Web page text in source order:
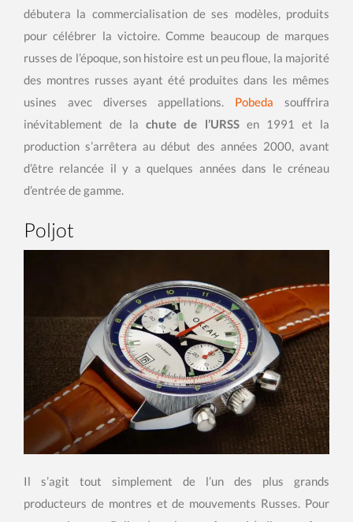
débutera la commercialisation de ses modèles, produits
pour célébrer la victoire. Comme beaucoup de marques
russes de l’époque, son histoire est un peu floue, la majorité
des montres russes ayant été produites dans les mêmes
usines avec diverses appellations. Pobeda souffrira
inévitablement de lachute de l’URSSen 1991 et la
production s’arrêtera au début des années 2000, avant
d’être relancée il y a quelques années dans le créneau
d’entrée de gamme.
Poljot
Il s’agit tout simplement de l’un des plus grands
producteurs de montres et de mouvements Russes. Pour